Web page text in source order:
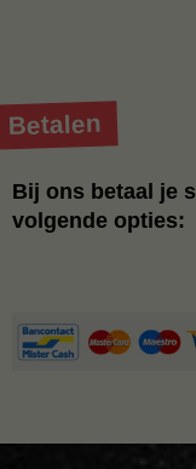
Betalen
Bij ons betaal je
volgende opties: